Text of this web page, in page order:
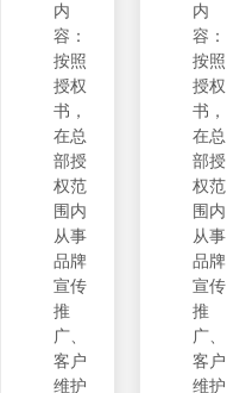
内
容：
按照
授权
书，
在总
部授
权范
围内
从事
品牌
宣传
推
广、
客户
维护
内
容：
按照
授权
书，
在总
部授
权范
围内
从事
品牌
宣传
推
广、
客户
维护